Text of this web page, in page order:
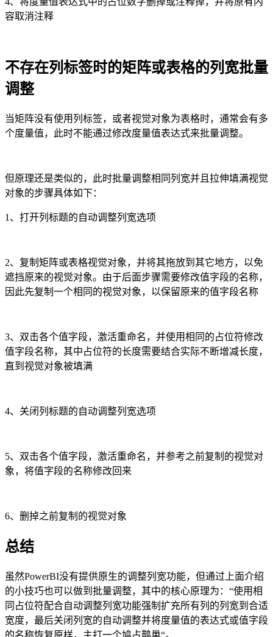
容取消注释
不存在列标签时的矩阵或表格的列宽批量
调整
当矩阵没有使用列标签，或者视觉对象为表格时，通常会有多
个度量值，此时不能通过修改度量值表达式来批量调整。
但原理还是类似的，此时批量调整相同列宽并且拉伸填满视觉
对象的步骤具体如下：
1、打开列标题的自动调整列宽选项
2、复制矩阵或表格视觉对象，并将其拖放到其它地方，以免
遮挡原来的视觉对象。由于后面步骤需要修改值字段的名称，
因此先复制一个相同的视觉对象，以保留原来的值字段名称
3、双击各个值字段，激活重命名，并使用相同的占位符修改
值字段名称，其中占位符的长度需要结合实际不断增减长度，
直到视觉对象被填满
4、关闭列标题的自动调整列宽选项
5、双击各个值字段，激活重命名，并参考之前复制的视觉对
象，将值字段的名称修改回来
6、删掉之前复制的视觉对象
总结
虽然PowerBI没有提供原生的调整列宽功能，但通过上面介绍
的小技巧也可以做到批量调整，其中的核心原理为：“使用相
同占位符配合自动调整列宽功能强制扩充所有列的列宽到合适
宽度，最后关闭列宽的自动调整并将度量值的表达式或值字段
的名称恢复原样，主打一个鸠占鹊巢“。